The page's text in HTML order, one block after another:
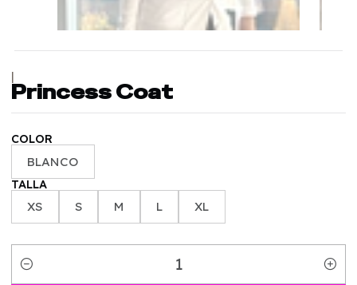
|
Princess Coat
COLOR
BLANCO
TALLA
XS S M L XL
Quantity